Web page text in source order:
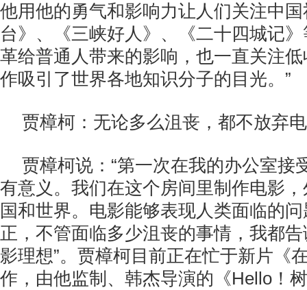
他用他的勇气和影响力让人们关注中
台》、《三峡好人》、《二十四城记
革给普通人带来的影响，也一直关注
作吸引了世界各地知识分子的目光。”
贾樟柯：无论多么沮丧，都不放弃
贾樟柯说：“第一次在我的办公室接
有意义。我们在这个房间里制作电影
国和世界。电影能够表现人类面临的
正，不管面临多少沮丧的事情，我都
影理想”。贾樟柯目前正在忙于新片《
作，由他监制、韩杰导演的《Hello！